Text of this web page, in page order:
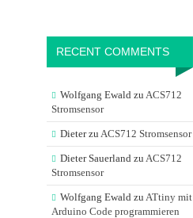
RECENT COMMENTS
Wolfgang Ewaldzu ACS712
Stromsensor
Dieterzu ACS712 Stromsensor
Dieter Sauerlandzu ACS712
Stromsensor
Wolfgang Ewaldzu ATtiny mit
Arduino Code programmieren